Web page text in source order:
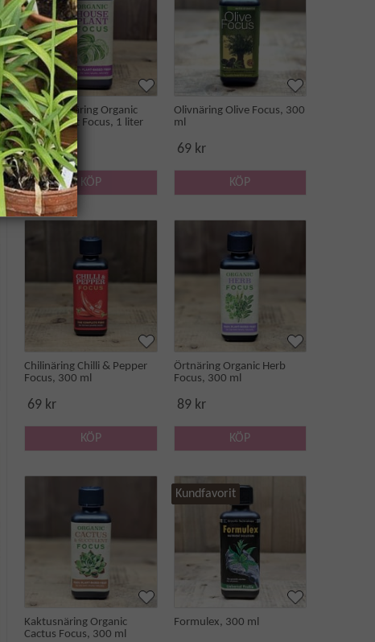
Krukväxtnäring Organic
Houseplant Focus, 1 liter
169 kr
KÖP
Olivnäring Olive Focus, 300
ml
69 kr
KÖP
Chilinäring Chilli & Pepper
Focus, 300 ml
69 kr
KÖP
Örtnäring Organic Herb
Focus, 300 ml
89 kr
KÖP
Kaktusnäring Organic
Cactus Focus, 300 ml
Kundfavorit
Formulex, 300 ml